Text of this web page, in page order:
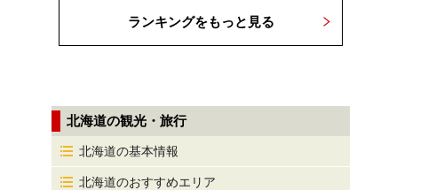
ランキングをもっと見る
北海道の観光・旅行
北海道の基本情報
北海道のおすすめエリア